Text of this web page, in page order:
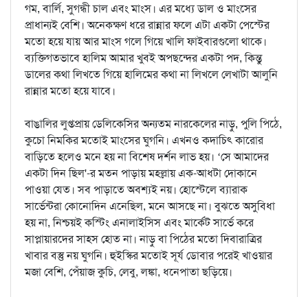
গম, বার্লি, সুগন্ধী চাল এবং মাংস। এর মধ্যে ডাল ও মাংসের
প্রাধান্যই বেশি। অনেকক্ষণ ধরে রান্নার ফলে এটা একটা পেস্টের
মতো হয়ে যায় আর মাংস গলে গিয়ে খালি ফাইবারগুলো থাকে।
ব্যক্তিগতভাবে হালিম আমার খুবই অপছন্দের একটা পদ, কিন্তু
ডালের কথা লিখতে গিয়ে হালিমের কথা না লিখলে লেখাটা আলুনি
রান্নার মতো হয়ে যাবে।
বাঙালির লুপ্তপ্রায় ডেলিকেসির অন্যতম নারকেলের নাড়ু, পুলি পিঠে,
কুচো নিমকির মতোই মাংসের ঘুগনি। এখনও কদাচিৎ কারোর
বাড়িতে হলেও মনে হয় না বিশেষ দর্শন লাভ হয়। ‘সে আমাদের
একটা দিন ছিল'-র মতন পাড়ায় মহল্লায় এক-আধটা দোকানে
পাওয়া যেত। সব পাড়াতে অবশ্যই নয়। হোস্টেলে ব্যারাক
সার্ভেন্টরা কোনোদিন এনেছিল, মনে আসছে না। বুঝতে অসুবিধা
হয় না, নিশ্চয়ই কস্টিং এনালাইসিস এবং মার্কেট সার্ভে করে
সাপ্লায়ারদের সাহস হোত না। নাড়ু বা পিঠের মতো দিবারাত্রির
খাবার বস্তু নয় ঘুগনি। হুইস্কির মতোই সূর্য ডোবার পরেই খাওয়ার
মজা বেশি, পেঁয়াজ কুচি, লেবু, লঙ্কা, ধনেপাতা ছড়িয়ে।